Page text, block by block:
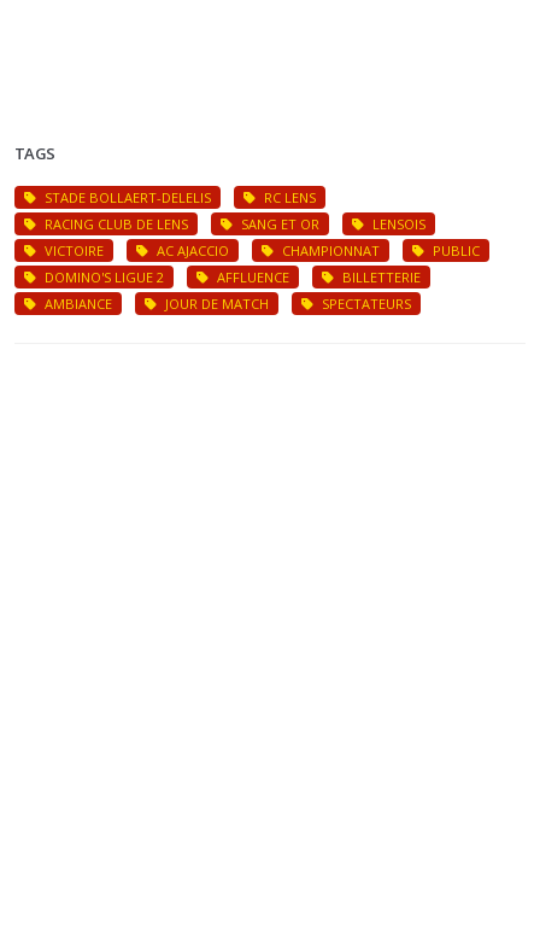
TAGS
STADE BOLLAERT-DELELIS
RC LENS
RACING CLUB DE LENS
SANG ET OR
LENSOIS
VICTOIRE
AC AJACCIO CHAMPIONNAT
PUBLIC
DOMINO'S LIGUE 2
AFFLUENCE
BILLETTERIE
AMBIANCE
JOUR DE MATCH SPECTATEURS